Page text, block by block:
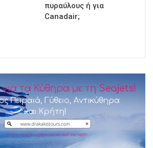
πυραύλους ή για
Canadair;